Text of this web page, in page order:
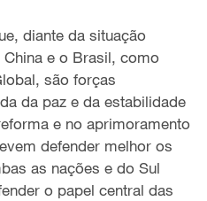
diante da situação
e o Brasil, como
são forças
da paz e da estabilidade
e no aprimoramento
defender melhor os
as nações e do Sul
o papel central das